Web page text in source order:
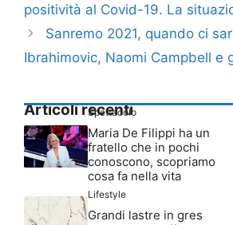
positività al Covid-19. La
Sanremo 2021, quando ci
Ibrahimovic, Naomi Campbell e
Articoli recenti
Spettacolo
Maria De Filippi ha un
fratello che in pochi
conoscono, scopriamo
cosa fa nella vita
Lifestyle
Grandi lastre in gres